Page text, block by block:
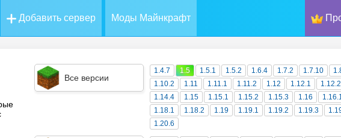
Добавить сервер Моды Майнкрафт
Все версии
1.4.7 1.5 1.5.1 1.5.2 1.6.4 1.7.2 1.7.10
1.10.2
1.11 1.11.1 1.11.2 1.12 1.12.1 1.12.2
1.14.4
1.15 1.15.1 1.15.2 1.15.3 1.16 1.16.1
1.18.1
1.18.2 1.19 1.19.1 1.19.2 1.19.3
1.20.6